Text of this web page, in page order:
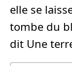
elle se
tombe du
dit Une